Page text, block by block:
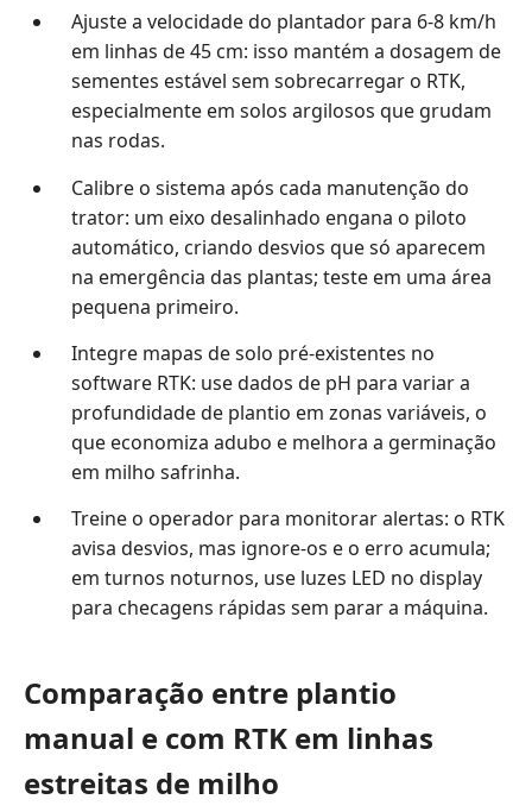
Ajuste a velocidade do plantador para 6-8 km/h
em linhas de 45 cm: isso mantém a dosagem de
sementes estável sem sobrecarregar o RTK,
especialmente em solos argilosos que grudam
nas rodas.
Calibre o sistema após cada manutenção do
trator: um eixo desalinhado engana o piloto
automático, criando desvios que só aparecem
na emergência das plantas; teste em uma área
pequena primeiro.
Integre mapas de solo pré-existentes no
software RTK: use dados de pH para variar a
profundidade de plantio em zonas variáveis, o
que economiza adubo e melhora a germinação
em milho safrinha.
Treine o operador para monitorar alertas: o RTK
avisa desvios, mas ignore-os e o erro acumula;
em turnos noturnos, use luzes LED no display
para checagens rápidas sem parar a máquina.
Comparação entre plantio
manual e com RTK em linhas
estreitas de milho